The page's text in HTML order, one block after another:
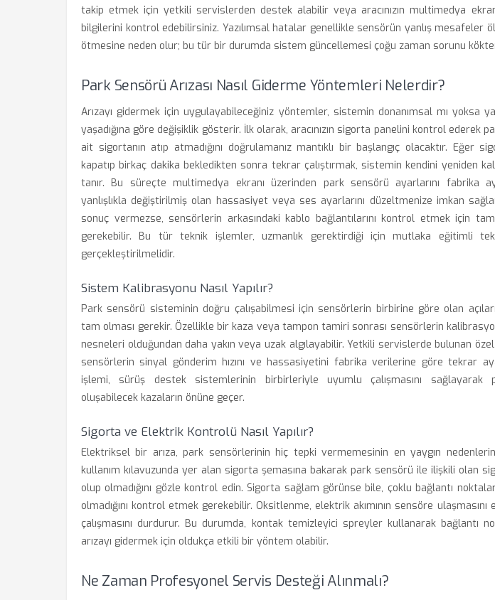
takip etmek için yetkili servislerden destek alabilir veya aracınızın multimedya
bilgilerini kontrol edebilirsiniz. Yazılımsal hatalar genellikle sensörün yanlış mesafeler
ötmesine neden olur; bu tür bir durumda sistem güncellemesi çoğu zaman sorunu
Park Sensörü Arızası Nasıl Giderme Yöntemleri Nelerdir?
Arızayı gidermek için uygulayabileceğiniz yöntemler, sistemin donanımsal mı yoksa
yaşadığına göre değişiklik gösterir. İlk olarak, aracınızın sigorta panelini kontrol ederek
ait sigortanın atıp atmadığını doğrulamanız mantıklı bir başlangıç olacaktır. Eğer
kapatıp birkaç dakika bekledikten sonra tekrar çalıştırmak, sistemin kendini yeniden
tanır. Bu süreçte multimedya ekranı üzerinden park sensörü ayarlarını fabrika
yanlışlıkla değiştirilmiş olan hassasiyet veya ses ayarlarını düzeltmenize imkan
sonuç vermezse, sensörlerin arkasındaki kablo bağlantılarını kontrol etmek için
gerekebilir. Bu tür teknik işlemler, uzmanlık gerektirdiği için mutlaka eğitimli
gerçekleştirilmelidir.
Sistem Kalibrasyonu Nasıl Yapılır?
Park sensörü sisteminin doğru çalışabilmesi için sensörlerin birbirine göre olan
tam olması gerekir. Özellikle bir kaza veya tampon tamiri sonrası sensörlerin
nesneleri olduğundan daha yakın veya uzak algılayabilir. Yetkili servislerde bulunan
sensörlerin sinyal gönderim hızını ve hassasiyetini fabrika verilerine göre tekrar
işlemi, sürüş destek sistemlerinin birbirleriyle uyumlu çalışmasını sağlayarak
oluşabilecek kazaların önüne geçer.
Sigorta ve Elektrik Kontrolü Nasıl Yapılır?
Elektriksel bir arıza, park sensörlerinin hiç tepki vermemesinin en yaygın
kullanım kılavuzunda yer alan sigorta şemasına bakarak park sensörü ile ilişkili olan
olup olmadığını gözle kontrol edin. Sigorta sağlam görünse bile, çoklu bağlantı
olmadığını kontrol etmek gerekebilir. Oksitlenme, elektrik akımının sensöre
çalışmasını durdurur. Bu durumda, kontak temizleyici spreyler kullanarak bağlantı
arızayı gidermek için oldukça etkili bir yöntem olabilir.
Ne Zaman Profesyonel Servis Desteği Alınmalı?